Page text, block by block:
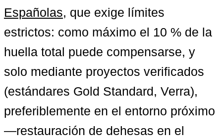
Españolas, que exige límites
estrictos: como máximo el 10 % de la
huella total puede compensarse, y
solo mediante proyectos verificados
(estándares Gold Standard, Verra),
preferiblemente en el entorno próximo
—restauración de dehesas en el